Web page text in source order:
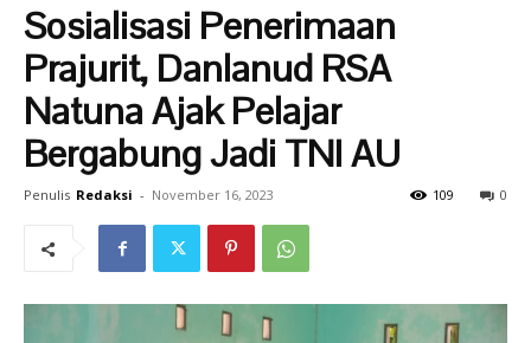
Sosialisasi Penerimaan
Prajurit, Danlanud RSA
Natuna Ajak Pelajar
Bergabung Jadi TNI AU
Penulis Redaksi - November 16, 2023 0
109